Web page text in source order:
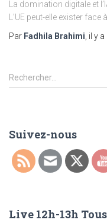
La domination digitale et
L’UE peut-elle exister face
Par Fadhila Brahimi , il y a
R
e
r
h
:
Rechercher…
Suivez-nous
Live 12h-13h